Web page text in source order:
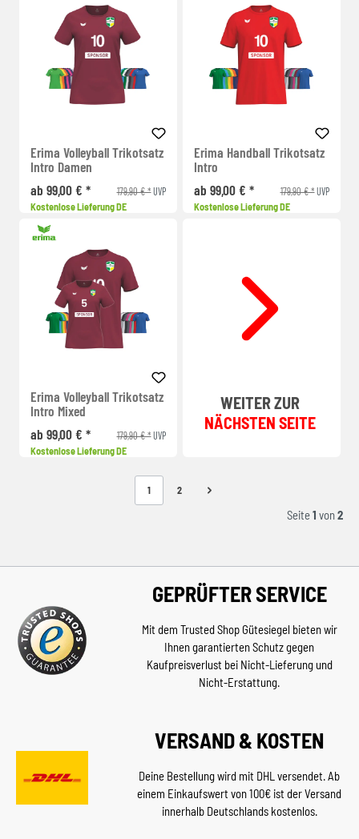
Erima Volleyball Trikotsatz
Intro Damen
ab 99,00 € *
179,90 € *UVP
Kostenlose Lieferung DE
Erima Handball Trikotsatz
Intro
ab 99,00 € *
179,90 € *UVP
Kostenlose Lieferung DE
Erima Volleyball Trikotsatz
Intro Mixed
ab 99,00 € *
179,90 € *UVP
Kostenlose Lieferung DE
WEITER ZUR
NÄCHSTEN SEITE
1 2
Seite1 von2
GEPRÜFTER SERVICE
Mit dem Trusted Shop Gütesiegel bieten wir
Ihnen garantierten Schutz gegen
Kaufpreisverlust bei Nicht-Lieferung und
Nicht-Erstattung.
VERSAND & KOSTEN
Deine Bestellung wird mit DHL versendet. Ab
einem Einkaufswert von 100€ ist der Versand
innerhalb Deutschlands kostenlos.